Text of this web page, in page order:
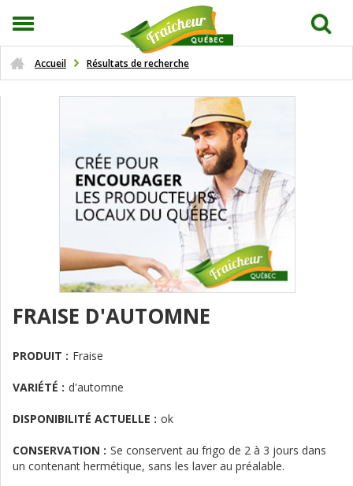
Accueil Résultats de recherche
FRAISE D'AUTOMNE
PRODUIT : Fraise
VARIÉTÉ : d'automne
DISPONIBILITÉ ACTUELLE : ok
CONSERVATION : Se conservent au frigo de 2 à 3 jours dans
un contenant hermétique, sans les laver au préalable.